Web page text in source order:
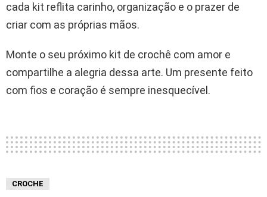
cada kit reflita carinho, organização e o prazer de
criar com as próprias mãos.
Monte o seu próximo kit de crochê com amor e
compartilhe a alegria dessa arte. Um presente feito
com fios e coração é sempre inesquecível.
CROCHE